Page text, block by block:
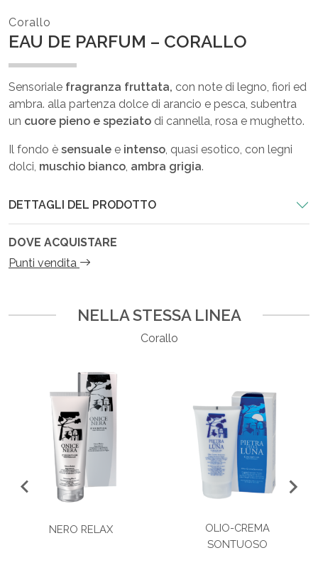
Corallo
EAU DE PARFUM – CORALLO
Sensoriale fragranza fruttata, con note di legno, fiori ed
ambra. alla partenza dolce di arancio e pesca, subentra
un cuore pieno e speziato di cannella, rosa e mughetto.
Il fondo è sensuale e intenso , quasi esotico, con legni
dolci, muschio bianco ambra grigia.
DETTAGLI DEL PRODOTTO
DOVE ACQUISTARE
Punti vendita
NELLA STESSA LINEA
Corallo
NERO RELAX
OLIO-CREMA
SONTUOSO